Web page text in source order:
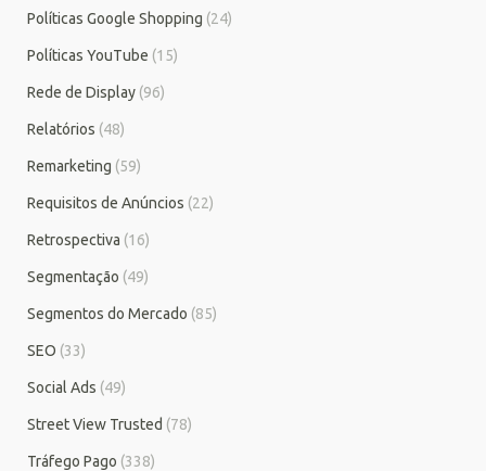
Políticas Google Shopping (24)
Políticas YouTube (15)
Rede de Display (96)
Relatórios (48)
Remarketing (59)
Requisitos de Anúncios (22)
Retrospectiva (16)
Segmentação (49)
Segmentos do Mercado (85)
SEO (33)
Social Ads (49)
Street View Trusted (78)
Tráfego Pago (338)